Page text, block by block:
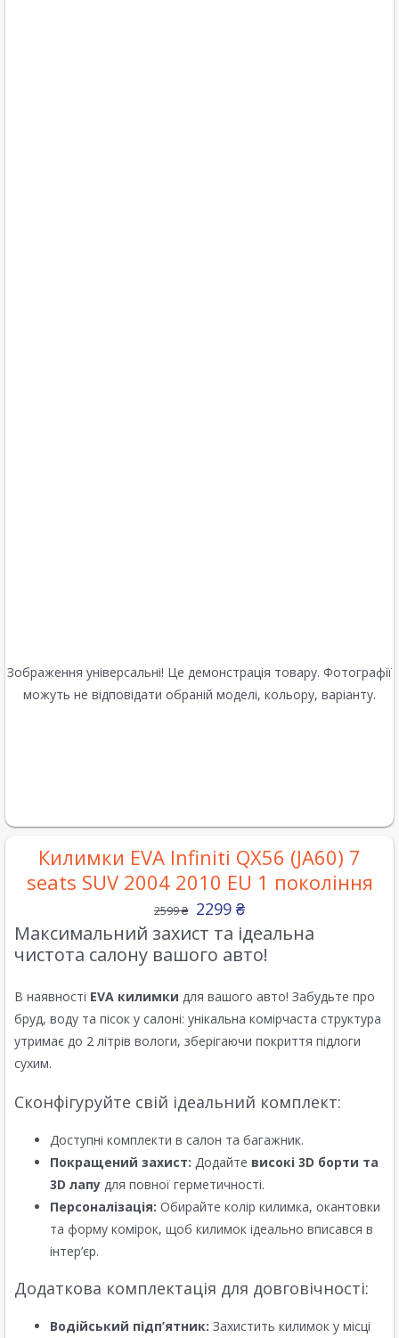
Зображення універсальні! Це демонстрація товару. Фотографії
можуть не відповідати обраній моделі, кольору, варіанту.
Килимки EVA Infiniti QX56 (JA60) 7
seats SUV 2004 2010 EU 1 покоління
2599₴ 2299 ₴
Максимальний захист та ідеальна
чистота салону вашого авто!
В наявності EVA килимки для вашого авто! Забудьте про
бруд, воду та пісок у салоні: унікальна комірчаста структура
утримає до 2 літрів вологи, зберігаючи покриття підлоги
сухим.
Сконфігуруйте свій ідеальний комплект:
Доступні комплекти в салон та багажник.
Покращений захист: Додайте високі 3D борти та
3D лапу для повної герметичності.
Персоналізація: Обирайте колір килимка, окантовки
та форму комірок, щоб килимок ідеально вписався в
інтер’єр.
Додаткова комплектація для довговічності:
Водійський підп’ятник: Захистить килимок у місці